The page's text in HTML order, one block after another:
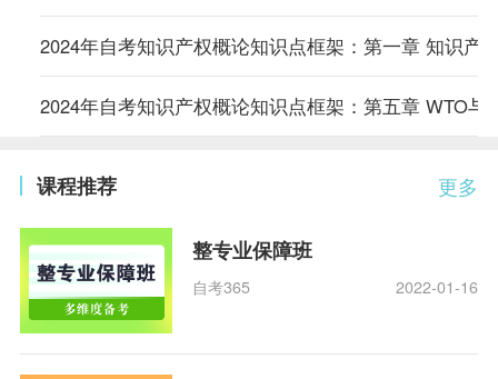
2024年自考知识产权概论知识点框架：第一章 知识产
2024年自考知识产权概论知识点框架：第五章 WTO与
更多
课程推荐
整专业保障班
自考365 2022-01-16